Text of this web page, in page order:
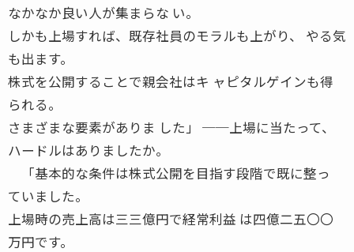
なかなか良い人が集まらな い。
しかも上場すれば、既存社員のモラルも上がり、 やる気
も出ます。
株式を公開することで親会社はキ ャピタルゲインも得
られる。
さまざまな要素がありま した」 ──上場に当たって、
ハードルはありましたか。
「基本的な条件は株式公開を目指す段階で既に整っ
ていました。
上場時の売上高は三三億円で経常利益 は四億二五〇〇
万円です。